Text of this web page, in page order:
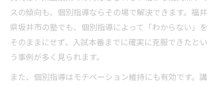
スの傾向も、個別指導ならその場で解決できます。福井
県坂井市の塾でも、個別指導によって「わからない」を
そのままにせず、入試本番までに確実に克服できたとい
う事例が多く見られます。
また、個別指導はモチベーション維持にも有効です。講